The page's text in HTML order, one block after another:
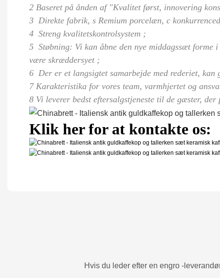
2 Baseret på ånden af "Kvalitet først, innovering
3 Direkte fabrik, s Remium porcelæn, c
4 Streng kvalitetskontrolsystem ;
5 Støbning: Vi kan åbne den nye middagssæt
være skræddersyet ;
6 Der er et langsigtet samarbejde med rederiet,
7 Karakteristika for vores team, varmhjertet og
8 Vi leverer bedst eftersalgstjeneste til de gæster,
Klik her for at kontakte os:
Hvis du leder efter en engro -